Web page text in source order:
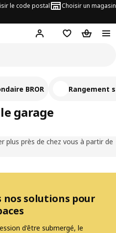
le code postal Choisir un magasin
Mon compteFavorisPanier
plus près de chez vous à partir de
garage
BROR Rangement
nos solutions pour
d'être submergé, le